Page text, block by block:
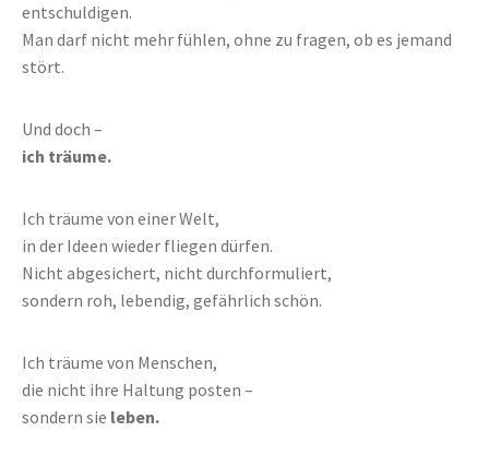
entschuldigen.
Man darf nicht mehr fühlen, ohne zu fragen, ob es jemand
stört.
Und doch –
ich träume.
Ich träume von einer Welt,
in der Ideen wieder fliegen dürfen.
Nicht abgesichert, nicht durchformuliert,
sondern roh, lebendig, gefährlich schön.
Ich träume von Menschen,
die nicht ihre Haltung posten –
sondern sie leben.